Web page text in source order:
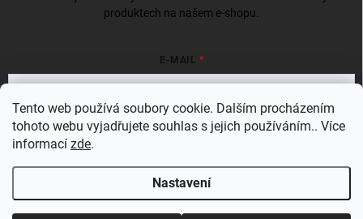
Tento web používá soubory cookie. Dalším procházením
tohoto webu vyjadřujete souhlas s jejich používáním.. Více
informací zde.
Nastavení
produktech na našem e-shopu.
E-MAIL
Vložením e-mailu souhlasíte s
Přihlásit se